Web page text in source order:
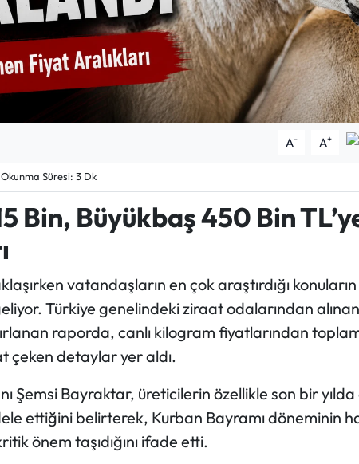
A- A+
Okunma Süresi: 3 Dk
Bin, Büyükbaş 450 Bin
vatandaşların en çok araştırdığı
Türkiye genelindeki ziraat odalarından
raporda, canlı kilogram fiyatlarından
çeken detaylar yer aldı.
Şemsi Bayraktar, üreticilerin özellikle son bir
ettiğini belirterek, Kurban Bayramı döneminin
önem taşıdığını ifade etti.